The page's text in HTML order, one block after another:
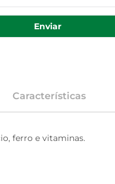
Enviar
Características
ferro e vitaminas.